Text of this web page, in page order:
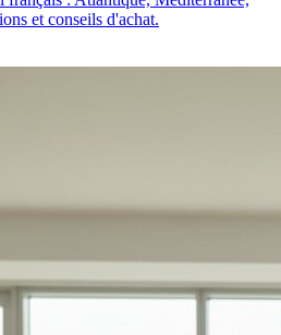
et conseils d'achat.